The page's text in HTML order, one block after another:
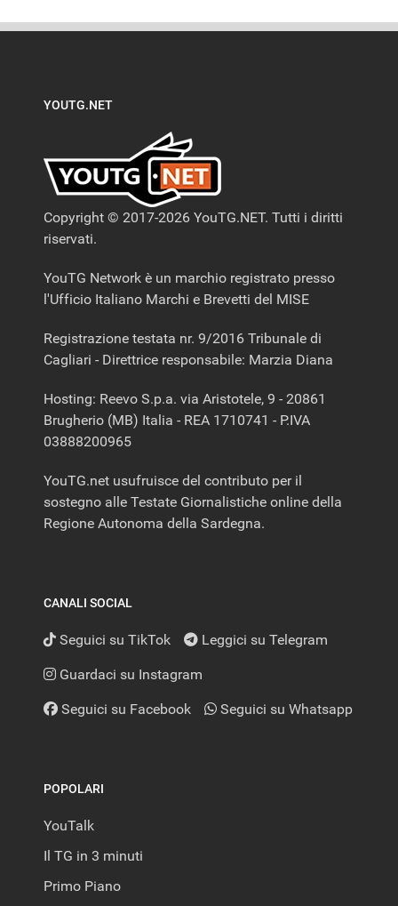
YOUTG.NET
Copyright © 2017-2026 YouTG.NET. Tutti i diritti
riservati.
YouTG Network è un marchio registrato presso
l'Ufficio Italiano Marchi e Brevetti del MISE
Registrazione testata nr. 9/2016 Tribunale di
Cagliari - Direttrice responsabile: Marzia Diana
Hosting: Reevo S.p.a. via Aristotele, 9 - 20861
Brugherio (MB) Italia - REA 1710741 - P.IVA
03888200965
YouTG.net usufruisce del contributo per il
sostegno alle Testate Giornalistiche online della
Regione Autonoma della Sardegna.
CANALI SOCIAL
Seguici su TikTok Leggici su Telegram
Guardaci su Instagram
Seguici su Facebook Seguici su Whatsapp
POPOLARI
YouTalk
Il TG in 3 minuti
Primo Piano